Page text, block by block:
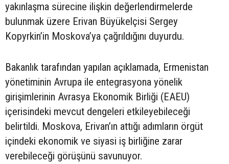
yakınlaşma sürecine ilişkin değerlendirmelerde
bulunmak üzere Erivan Büyükelçisi Sergey
Kopyrkin’in Moskova’ya çağrıldığını duyurdu.
Bakanlık tarafından yapılan açıklamada, Ermenistan
yönetiminin Avrupa ile entegrasyona yönelik
girişimlerinin Avrasya Ekonomik Birliği (EAEU)
içerisindeki mevcut dengeleri etkileyebileceği
belirtildi. Moskova, Erivan’ın attığı adımların örgüt
içindeki ekonomik ve siyasi iş birliğine zarar
verebileceği görüşünü savunuyor.